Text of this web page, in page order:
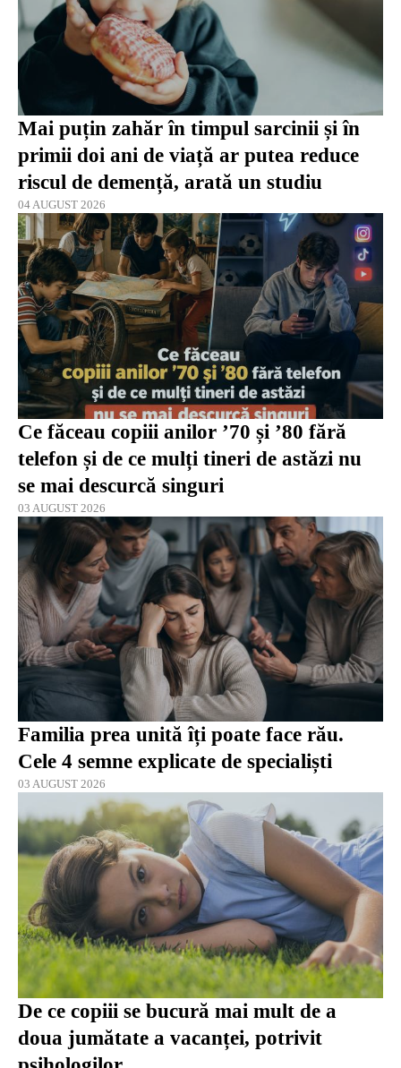
Mai puțin zahăr în timpul sarcinii și în
primii doi ani de viață ar putea reduce
riscul de demență, arată un studiu
04 AUGUST 2026
Ce făceau copiii anilor ’70 și ’80 fără
telefon și de ce mulți tineri de astăzi nu
se mai descurcă singuri
03 AUGUST 2026
Familia prea unită îți poate face rău.
Cele 4 semne explicate de specialiști
03 AUGUST 2026
De ce copiii se bucură mai mult de a
doua jumătate a vacanței, potrivit